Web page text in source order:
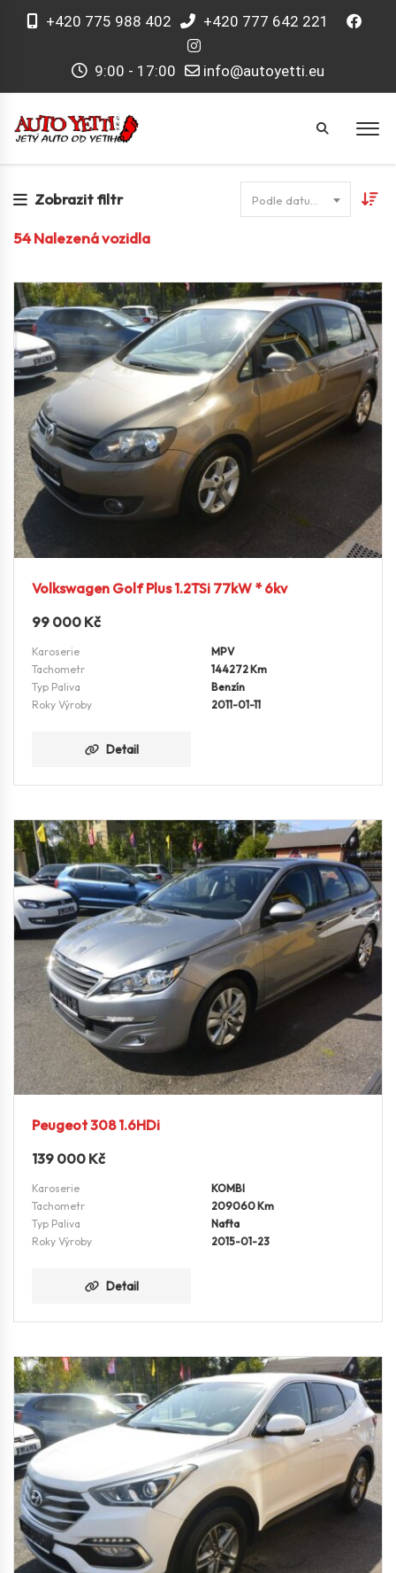
+420 775 988 402 +420 777 642 221
9:00 - 17:00 info@autoyetti.eu
Zobrazit filtr
54Nalezená vozidla
Volkswagen Golf Plus 1.2TSi 77kW * 6kv
99 000 Kč
Karoserie
MPV
Tachometr
144272 Km
Typ Paliva
Benzín
Roky Výroby
2011-01-11
Detail
Peugeot 308 1.6HDi
139 000 Kč
Karoserie
KOMBI
Tachometr
209060 Km
Typ Paliva
Nafta
Roky Výroby
2015-01-23
Detail